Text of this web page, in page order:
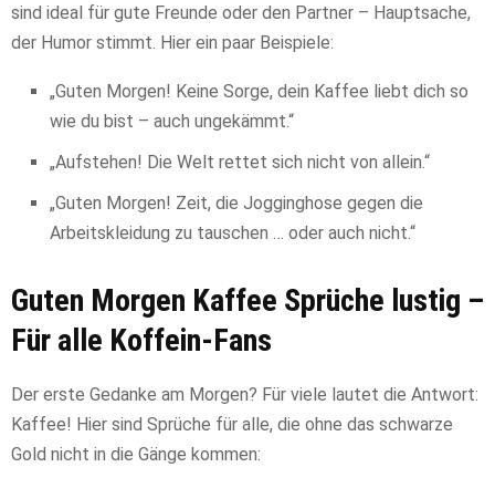
sind ideal für gute Freunde oder den Partner – Hauptsache,
der Humor stimmt. Hier ein paar Beispiele:
„Guten Morgen! Keine Sorge, dein Kaffee liebt dich so
wie du bist – auch ungekämmt.“
„Aufstehen! Die Welt rettet sich nicht von allein.“
„Guten Morgen! Zeit, die Jogginghose gegen die
Arbeitskleidung zu tauschen … oder auch nicht.“
Guten Morgen Kaffee Sprüche lustig –
Für alle Koffein-Fans
Der erste Gedanke am Morgen? Für viele lautet die Antwort:
Kaffee! Hier sind Sprüche für alle, die ohne das schwarze
Gold nicht in die Gänge kommen: